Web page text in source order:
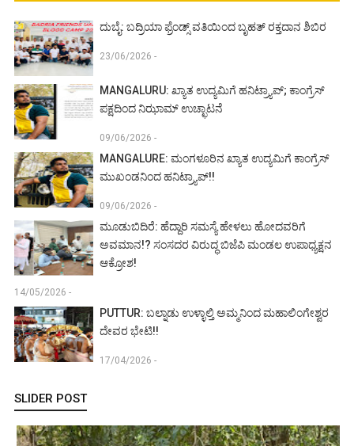
ದುಬೈ: ಬದ್ರಿಯಾ ಫ್ರೆಂಡ್ಸ್ ವತಿಯಿಂದ ಬೃಹತ್ ರಕ್ತದಾನ ಶಿಬಿರ
23/06/2026 -
MANGALURU: ಖ್ಯಾತ ಉದ್ಯಮಿಗೆ ಹನಿಟ್ರ್ಯಾಪ್; ಕಾಂಗ್ರೆಸ್
ಪಕ್ಷದಿಂದ ನಿಝಾಮ್ ಉಚ್ಛಾಟನೆ
09/06/2026 -
MANGALURE: ಮಂಗಳೂರಿನ ಖ್ಯಾತ ಉದ್ಯಮಿಗೆ ಕಾಂಗ್ರೆಸ್
ಮುಖಂಡನಿಂದ ಹನಿಟ್ರ್ಯಾಪ್!!
09/06/2026 -
ಮೂಡುಬಿದಿರೆ: ಹೆದ್ದಾರಿ ಸಮಸ್ಯೆ ಹೇಳಲು ಹೋದವರಿಗೆ
ಅವಮಾನ!? ಸಂಸದರ ವಿರುದ್ಧ ಬಿಜೆಪಿ ಮಂಡಲ ಉಪಾಧ್ಯಕ್ಷನ
ಆಕ್ರೋಶ!
14/05/2026 -
PUTTUR: ಬಲ್ನಾಡು ಉಳ್ಳಾಲ್ತಿ ಅಮ್ಮನಿಂದ ಮಹಾಲಿಂಗೇಶ್ವರ
ದೇವರ ಭೇಟಿ!!
17/04/2026 -
SLIDER POST